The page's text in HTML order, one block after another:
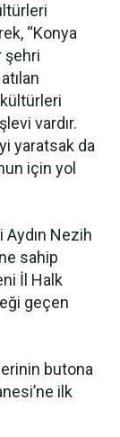
“Konya
şehri
vardır.
yaratsak da
için yol
Nezih
sahip
İl Halk
geçen
butona
ilk